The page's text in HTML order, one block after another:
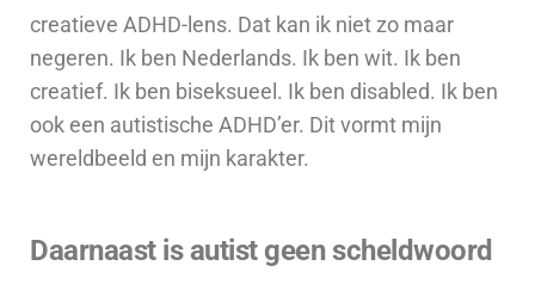
creatieve ADHD-lens. Dat kan ik niet zo maar
negeren. Ik ben Nederlands. Ik ben wit. Ik ben
creatief. Ik ben biseksueel. Ik ben disabled. Ik ben
ook een autistische ADHD’er. Dit vormt mijn
wereldbeeld en mijn karakter.
Daarnaast is autist geen scheldwoord